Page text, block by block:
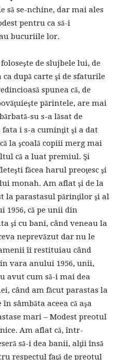
să se-nchine, dar mai ales
pentru ca să-i
bucuriile lor.
de slujbele lui, de
după carte şi de sfaturile
spunea că, de
părintele, are mai
su s-a lăsat de
i s-a cuminţit şi a dat
la şcoală copiii merg mai
că a luat premiul. Şi
făcea harul preoţesc şi
monah. Am aflat şi de la
la parastasul părinţilor şi al
1956, că pe unii din
şi cu bani, când veneau la
neprevăzut dar nu le
îi restituiau când
vara anului 1956, unii,
avut cum să-i mai dea
când am făcut parastas la
sâmbăta aceea că aşa
mari – Modest preotul
Am aflat că, într-
să-i dea banii, alţii însă
respectul faţă de preotul